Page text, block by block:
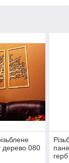
дерево 080
герб